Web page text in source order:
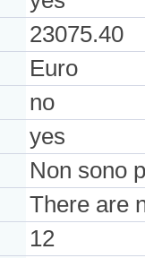
23075.40
Euro
no
yes
Non sono
There are
12